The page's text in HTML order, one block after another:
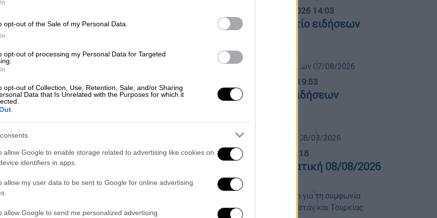
opt-out of the Sale of my Personal Data.
opt-out of processing my Personal Data for Targeted
opt-out of Collection, Use, Retention, Sale, and/or Sharing
Data that Is Unrelated with the Purposes for which it
allow Google to enable storage related to advertising like cookies on
identifiers in apps.
allow my user data to be sent to Google for online advertising
allow Google to send me personalized advertising.
08.08.2026 14:03
Μεσημεριανό δελτίο ειδήσεων
07.08.2026 19:53
Κεντρικό δελτίο ειδήσεων
Δελτίο...|08.08.2026 16:18
Δελτίο στην νοηματική 08/08/2026